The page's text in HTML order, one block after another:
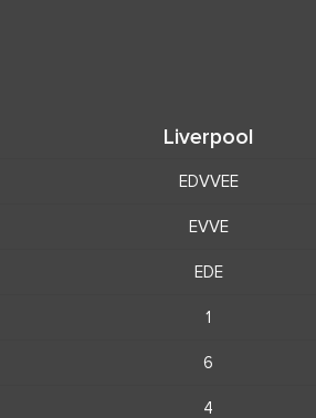
Liverpool
EDVVEE
EVVE
EDE
1
6
4